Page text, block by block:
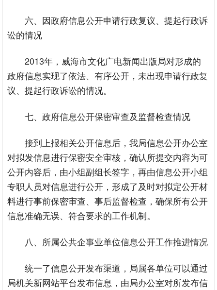
六、因政府信息公开申请行政复议、提起行政诉
讼的情况
2013年，威海市文化广电新闻出版局对形成的
政府信息实现了依法、有序公开，未出现申请行政复
议、提起行政诉讼的情况。
七、政府信息公开保密审查及监督检查情况
接到上报相关公开信息后，我局信息公开办公室
对拟发信息进行保密安全审核，确认所提交内容为可
公开内容后，由小组副组长签字，再由信息公开小组
专职人员对信息进行公开，形成了及时对拟定公开材
料进行事前保密审查、事后监督检查，确保所有公开
信息准确无误、符合要求的工作机制。
八、所属公共企事业单位信息公开工作推进情况
统一了信息公开发布渠道，局属各单位可以通过
局机关新网站平台发布信息，由局办公室对所发布信